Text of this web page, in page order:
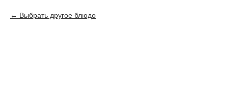
Выбрать другое блюдо